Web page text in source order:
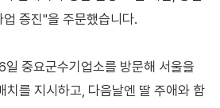
증진"을 주문했습니다.
일 중요군수기업소를 방문해 서울을
치를 지시하고, 다음날엔 딸 주애와 함